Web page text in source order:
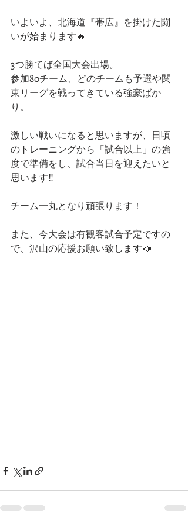
いよいよ、北海道『帯広』を掛けた闘
いが始まります🔥
3つ勝てば全国大会出場。
参加80チーム、どのチームも予選や関
東リーグを戦ってきている強豪ばか
り。
激しい戦いになると思いますが、日頃
のトレーニングから「試合以上」の強
度で準備をし、試合当日を迎えたいと
思います‼️
チーム一丸となり頑張ります！
また、今大会は有観客試合予定ですの
で、沢山の応援お願い致します📣